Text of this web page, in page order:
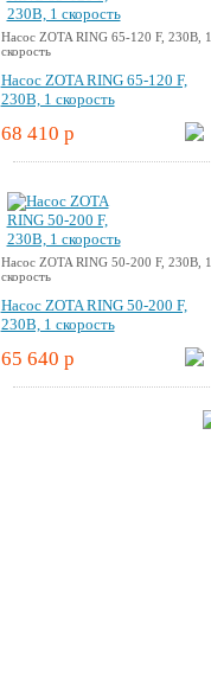
Насос ZOTA RING 65-120 F, 230В, 1
скорость
Насос ZOTA RING 65-120 F,
230В, 1 скорость
68 410 p
Насос ZOTA RING 50-200 F, 230В, 1
скорость
Насос ZOTA RING 50-200 F,
230В, 1 скорость
65 640 p